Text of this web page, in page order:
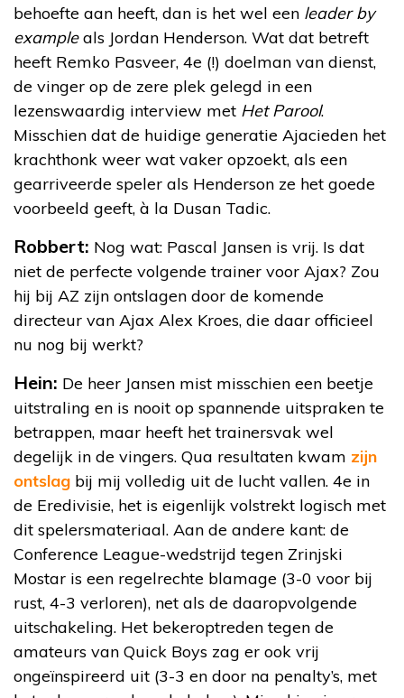
behoefte aan heeft, dan is het wel een leader by
exampleals Jordan Henderson. Wat dat betreft
heeft Remko Pasveer, 4e (!) doelman van dienst,
de vinger op de zere plek gelegd in een
lezenswaardig interview met Het Parool.
Misschien dat de huidige generatie Ajacieden het
krachthonk weer wat vaker opzoekt, als een
gearriveerde speler als Henderson ze het goede
voorbeeld geeft, à la Dusan Tadic.
Robbert: Nog wat: Pascal Jansen is vrij. Is dat
niet de perfecte volgende trainer voor Ajax? Zou
hij bij AZ zijn ontslagen door de komende
directeur van Ajax Alex Kroes, die daar officieel
nu nog bij werkt?
Hein: De heer Jansen mist misschien een beetje
uitstraling en is nooit op spannende uitspraken te
betrappen, maar heeft het trainersvak wel
degelijk in de vingers. Qua resultaten kwam zijn
ontslag bij mij volledig uit de lucht vallen. 4e in
de Eredivisie, het is eigenlijk volstrekt logisch met
dit spelersmateriaal. Aan de andere kant: de
Conference League-wedstrijd tegen Zrinjski
Mostar is een regelrechte blamage (3-0 voor bij
rust, 4-3 verloren), net als de daaropvolgende
uitschakeling. Het bekeroptreden tegen de
amateurs van Quick Boys zag er ook vrij
ongeïnspireerd uit (3-3 en door na penalty’s, met